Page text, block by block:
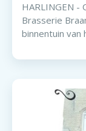
HARLINGEN
Brasserie
binnentuin van